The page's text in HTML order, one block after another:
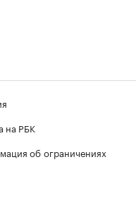
на РБК
об ограничениях